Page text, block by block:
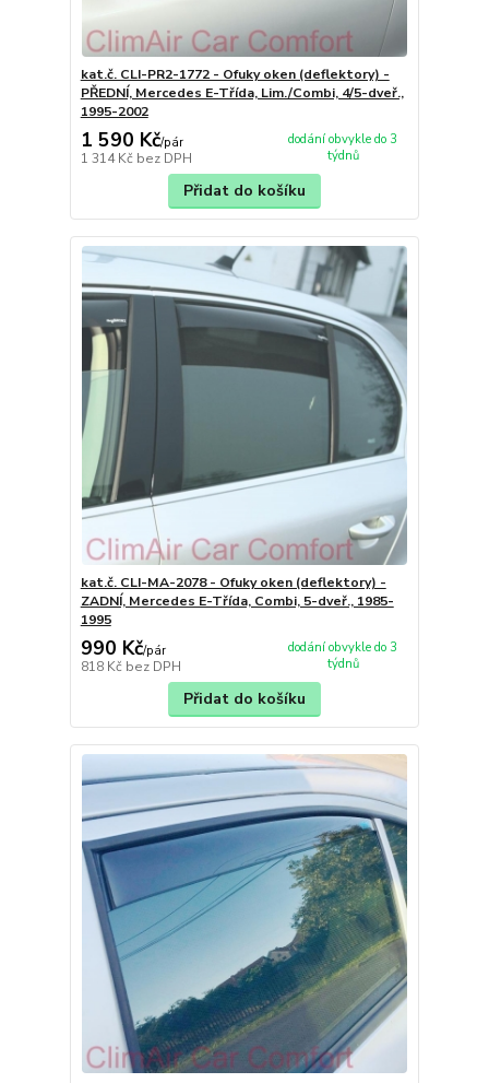
kat.č. CLI-PR2-1772 - Ofuky oken (deflektory) -
PŘEDNÍ, Mercedes E-Třída, Lim./Combi, 4/5-dveř.,
1995-2002
1 590 Kč/pár
1 314 Kč bez DPH
dodání obvykle do 3
týdnů
Přidat do košíku
kat.č. CLI-MA-2078 - Ofuky oken (deflektory) -
ZADNÍ, Mercedes E-Třída, Combi, 5-dveř., 1985-
1995
990 Kč/pár
818 Kč bez DPH
dodání obvykle do 3
týdnů
Přidat do košíku